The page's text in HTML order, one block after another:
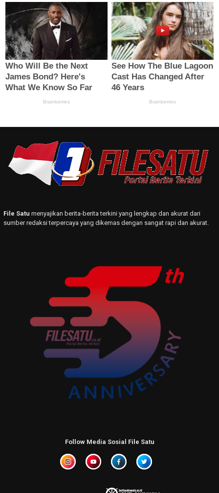
File Satu menyajikan berita-berita terkini yang lengkap dan akurat dari
sumber redaksi terpercaya yang dikemas dengan sangat rapi dan akurat.
Follow Media Sosial File Satu